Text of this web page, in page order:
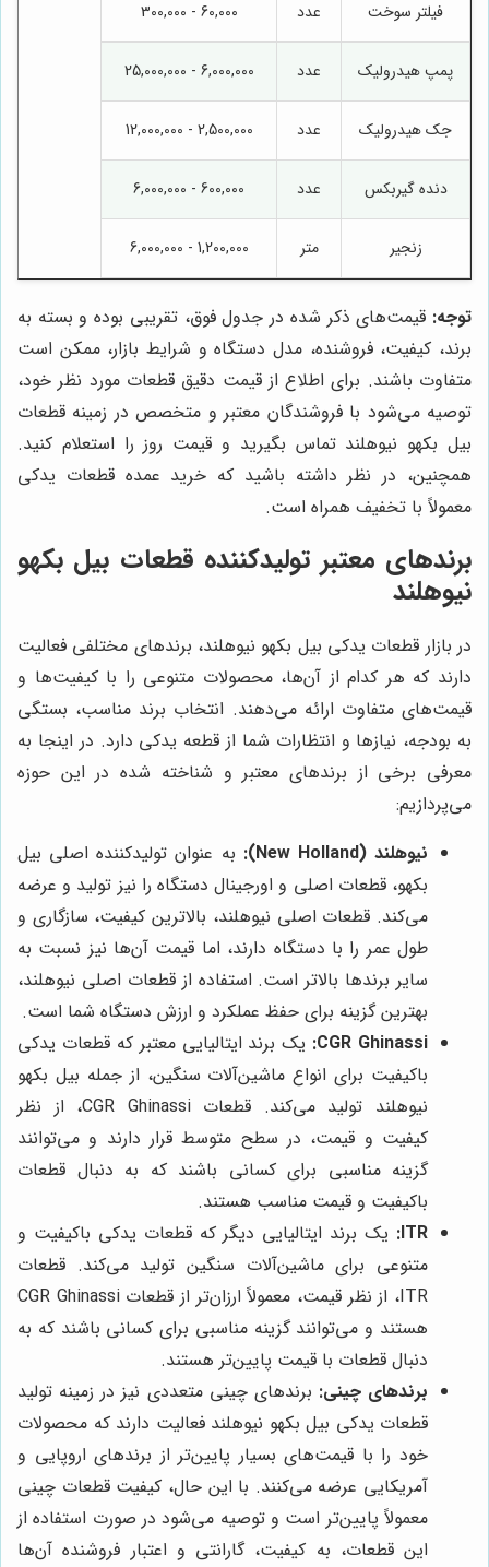
فیلتر سوخت عدد 60,000 - 300,000
پمپ هیدرولیک عدد 6,000,000 - 25,000,000
جک هیدرولیک عدد 2,500,000 - 12,000,000
دنده گیربکس عدد 600,000 - 6,000,000
زنجیر متر 1,200,000 - 6,000,000
توجه: قیمت‌های ذکر شده در جدول فوق، تقریبی بوده و بسته به
برند، کیفیت، فروشنده، مدل دستگاه و شرایط بازار، ممکن است
متفاوت باشند. برای اطلاع از قیمت دقیق قطعات مورد نظر خود،
توصیه می‌شود با فروشندگان معتبر و متخصص در زمینه قطعات
بیل بکهو نیوهلند تماس بگیرید و قیمت روز را استعلام کنید.
همچنین، در نظر داشته باشید که خرید عمده قطعات یدکی
معمولاً با تخفیف همراه است.
برندهای معتبر تولیدکننده قطعات بیل بکهو
نیوهلند
در بازار قطعات یدکی بیل بکهو نیوهلند، برندهای مختلفی فعالیت
دارند که هر کدام از آن‌ها، محصولات متنوعی را با کیفیت‌ها و
قیمت‌های متفاوت ارائه می‌دهند. انتخاب برند مناسب، بستگی
به بودجه، نیازها و انتظارات شما از قطعه یدکی دارد. در اینجا به
معرفی برخی از برندهای معتبر و شناخته شده در این حوزه
می‌پردازیم:
نیوهلند (New Holland):
به عنوان تولیدکننده اصلی بیل
بکهو، قطعات اصلی و اورجینال دستگاه را نیز تولید و عرضه
می‌کند. قطعات اصلی نیوهلند، بالاترین کیفیت، سازگاری و
طول عمر را با دستگاه دارند، اما قیمت آن‌ها نیز نسبت به
سایر برندها بالاتر است. استفاده از قطعات اصلی نیوهلند،
بهترین گزینه برای حفظ عملکرد و ارزش دستگاه شما است.
CGR Ghinassi: یک برند ایتالیایی معتبر که قطعات یدکی
باکیفیت برای انواع ماشین‌آلات سنگین، از جمله بیل بکهو
نیوهلند تولید می‌کند. قطعات CGR Ghinassi، از نظر
کیفیت و قیمت، در سطح متوسط قرار دارند و می‌توانند
گزینه مناسبی برای کسانی باشند که به دنبال قطعات
باکیفیت و قیمت مناسب هستند.
ITR: یک برند ایتالیایی دیگر که قطعات یدکی باکیفیت و
متنوعی برای ماشین‌آلات سنگین تولید می‌کند. قطعات
ITR، از نظر قیمت، معمولاً ارزان‌تر از قطعات CGR Ghinassi
هستند و می‌توانند گزینه مناسبی برای کسانی باشند که به
دنبال قطعات با قیمت پایین‌تر هستند.
برندهای چینی: برندهای چینی متعددی نیز در زمینه تولید
قطعات یدکی بیل بکهو نیوهلند فعالیت دارند که محصولات
خود را با قیمت‌های بسیار پایین‌تر از برندهای اروپایی و
آمریکایی عرضه می‌کنند. با این حال، کیفیت قطعات چینی
معمولاً پایین‌تر است و توصیه می‌شود در صورت استفاده از
این قطعات، به کیفیت، گارانتی و اعتبار فروشنده آن‌ها